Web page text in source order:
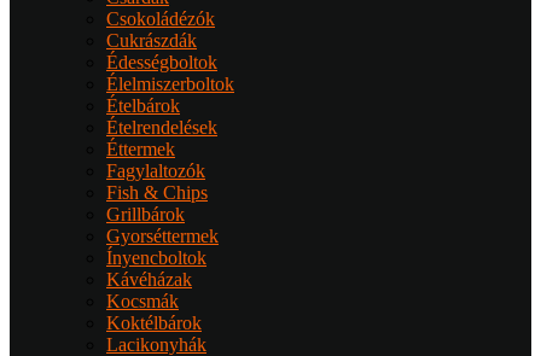
Csokoládézók
Cukrászdák
Édességboltok
Élelmiszerboltok
Ételbárok
Ételrendelések
Éttermek
Fagylaltozók
Fish & Chips
Grillbárok
Gyorséttermek
Ínyencboltok
Kávéházak
Kocsmák
Koktélbárok
Lacikonyhák